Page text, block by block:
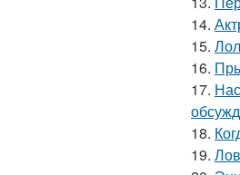
14.
15.
16.
17.
18.
19.